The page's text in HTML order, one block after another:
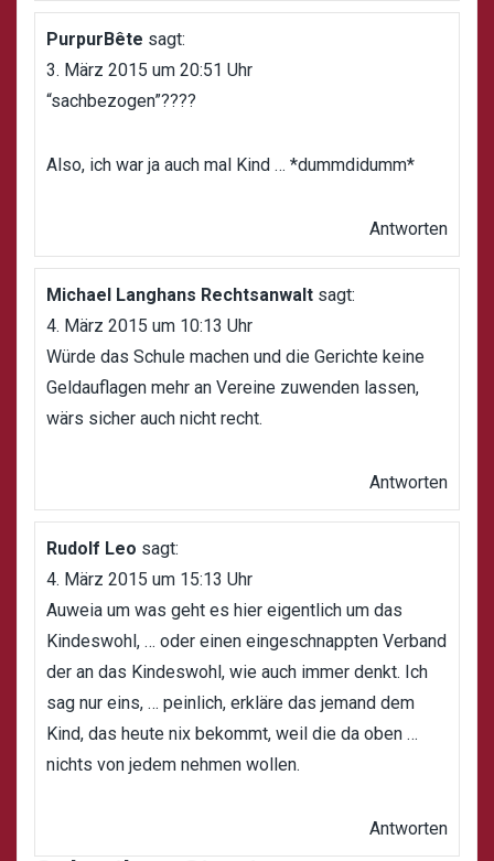
PurpurBête sagt:
3. März 2015 um 20:51 Uhr
“sachbezogen”????
Also, ich war ja auch mal Kind … *dummdidumm*
Antworten
Michael Langhans Rechtsanwalt sagt:
4. März 2015 um 10:13 Uhr
Würde das Schule machen und die Gerichte keine
Geldauflagen mehr an Vereine zuwenden lassen,
wärs sicher auch nicht recht.
Antworten
Rudolf Leo sagt:
4. März 2015 um 15:13 Uhr
Auweia um was geht es hier eigentlich um das
Kindeswohl, … oder einen eingeschnappten Verband
der an das Kindeswohl, wie auch immer denkt. Ich
sag nur eins, … peinlich, erkläre das jemand dem
Kind, das heute nix bekommt, weil die da oben …
nichts von jedem nehmen wollen.
Antworten